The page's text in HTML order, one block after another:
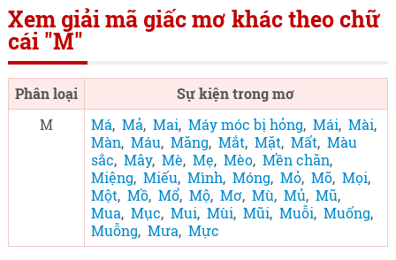
Xem giải mã giấc mơ khác theo chữ
cái "M"
Phân loại
Sự kiện trong mơ
M
Má, Mả, Mai, Máy móc bị hỏng, Mái, Mài,
Màn, Máu, Măng, Mắt, Mặt, Mất, Màu
sắc, Mây, Mè, Mẹ, Mèo, Mền chăn,
Miệng, Miếu, Mình, Móng, Mỏ, Mõ, Mọi,
Một, Mồ, Mổ, Mộ, Mơ, Mù, Mủ, Mũ,
Mua, Mục, Mui, Mùi, Mũi, Muỗi, Muống,
Muỗng, Mưa, Mực